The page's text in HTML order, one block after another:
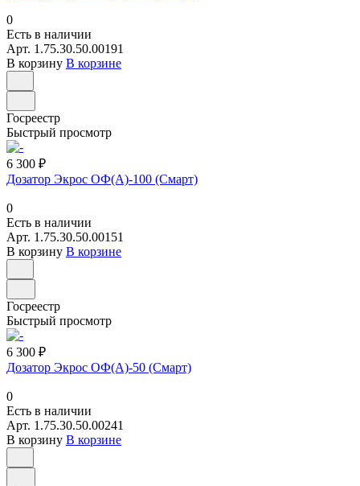
0
Есть в наличии
Арт. 1.75.30.50.00191
В корзину В корзине
Госреестр
Быстрый просмотр
6 300 ₽
Дозатор Экрос ОФ(А)-100 (Смарт)
0
Есть в наличии
Арт. 1.75.30.50.00151
В корзину В корзине
Госреестр
Быстрый просмотр
6 300 ₽
Дозатор Экрос ОФ(А)-50 (Смарт)
0
Есть в наличии
Арт. 1.75.30.50.00241
В корзину В корзине